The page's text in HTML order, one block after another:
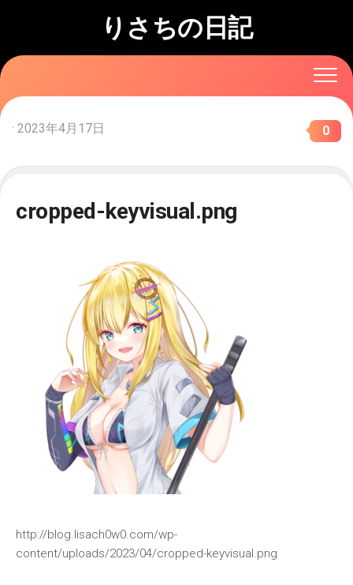
りさちの日記
· 2023年4月17日 0
cropped-keyvisual.png
http://blog.lisach0w0.com/wp-
content/uploads/2023/04/cropped-keyvisual.png